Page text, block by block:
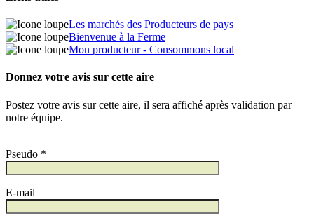
Les marchés des Producteurs de pays
Bienvenue à la Ferme
Mon producteur - Consommons local
Donnez votre avis sur cette aire
Postez votre avis sur cette aire, il sera affiché après validation par
notre équipe.
Pseudo *
E-mail